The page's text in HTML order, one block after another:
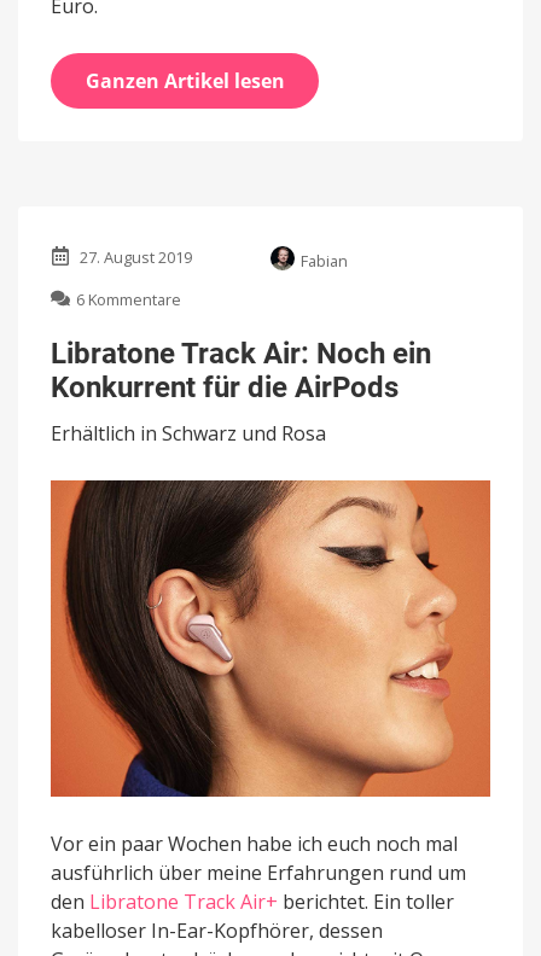
Euro.
Ganzen Artikel lesen
27. August 2019
Fabian
6 Kommentare
Track
Air:
Noch
Konkurrent
die
AirPods
Libratone Track Air: Noch ein
Konkurrent für die AirPods
Erhältlich in Schwarz und Rosa
Vor ein paar Wochen habe ich euch noch mal
ausführlich über meine Erfahrungen rund um
den Libratone Track Air+ berichtet. Ein toller
kabelloser In-Ear-Kopfhörer, dessen